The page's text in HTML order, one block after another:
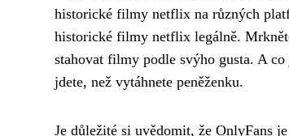
historické filmy netflix na různých
historické filmy netflix legálně.
stahovat filmy podle svýho gusta. A
jdete, než vytáhnete peněženku.
Je důležité si uvědomit, že OnlyFans